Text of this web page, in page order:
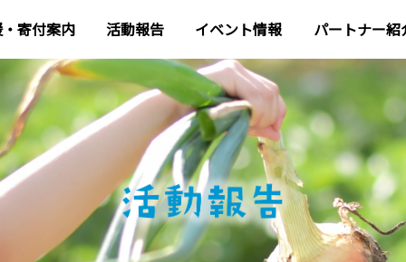
寄付案内 活動報告 イベント情報 パートナー紹